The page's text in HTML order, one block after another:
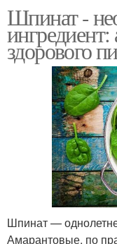
Шпинат -
здорового
Шпинат —
Амарантовые, по